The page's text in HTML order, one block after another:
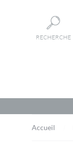
RECHERCHE
Accueil